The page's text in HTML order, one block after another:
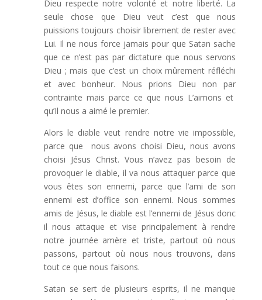
Dieu respecte notre volonté et notre liberté. La
seule chose que Dieu veut c’est que nous
puissions toujours choisir librement de rester avec
Lui. Il ne nous force jamais pour que Satan sache
que ce n’est pas par dictature que nous servons
Dieu ; mais que c’est un choix mûrement réfléchi
et avec bonheur. Nous prions Dieu non par
contrainte mais parce ce que nous L’aimons et
qu’Il nous a aimé le premier.
Alors le diable veut rendre notre vie impossible,
parce que nous avons choisi Dieu, nous avons
choisi Jésus Christ. Vous n’avez pas besoin de
provoquer le diable, il va nous attaquer parce que
vous êtes son ennemi, parce que l’ami de son
ennemi est d’office son ennemi. Nous sommes
amis de Jésus, le diable est l’ennemi de Jésus donc
il nous attaque et vise principalement à rendre
notre journée amère et triste, partout où nous
passons, partout où nous nous trouvons, dans
tout ce que nous faisons.
Satan se sert de plusieurs esprits, il ne manque